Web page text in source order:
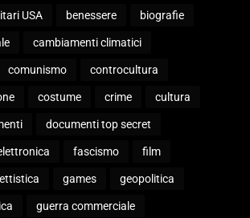
USA benessere biografie
cambiamenti climatici
comunismo controcultura
costume crime cultura
documenti top secret
fascismo film
games geopolitica
guerra commerciale